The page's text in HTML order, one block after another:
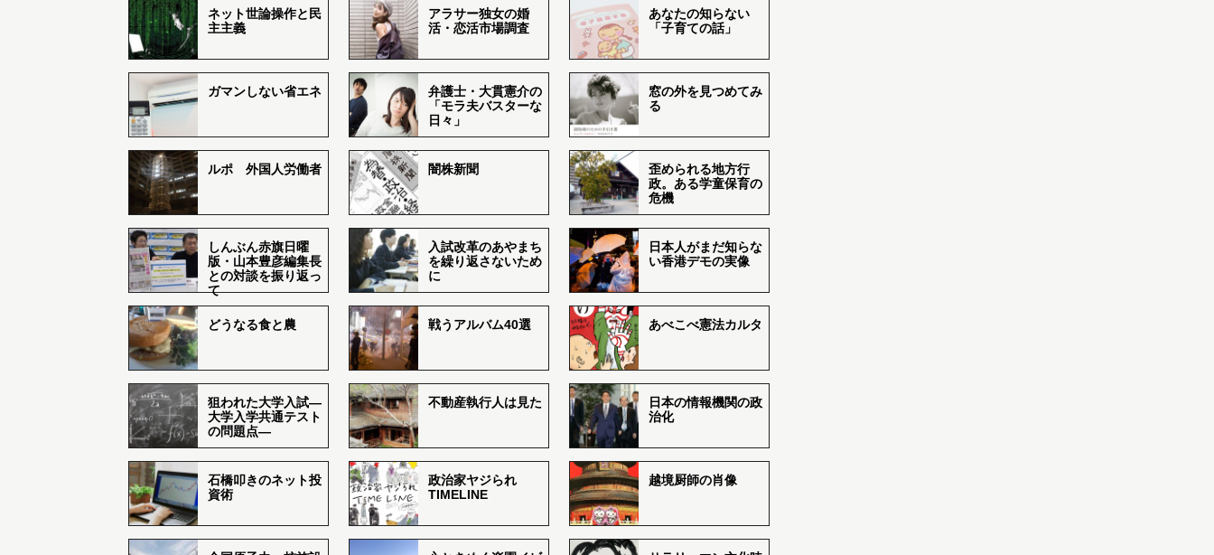
ネット世論操作と民
主主義
アラサー独女の婚
活・恋活市場調査
あなたの知らない
「子育ての話」
ガマンしない省エネ
弁護士・大貫憲介の
「モラ夫バスターな
日々」
窓の外を見つめてみ
る
ルポ 外国人労働者 闇株新聞
歪められる地方行
政。ある学童保育の
危機
しんぶん赤旗日曜
版・山本豊彦編集長
との対談を振り返っ
て
入試改革のあやまち
を繰り返さないため
に
日本人がまだ知らな
い香港デモの実像
どうなる食と農 戦うアルバム40選 あべこべ憲法カルタ
狙われた大学入試―
大学入学共通テスト
の問題点―
不動産執行人は見た
日本の情報機関の政
治化
石橋叩きのネット投
資術
政治家ヤジられ
TIMELINE
越境厨師の肖像